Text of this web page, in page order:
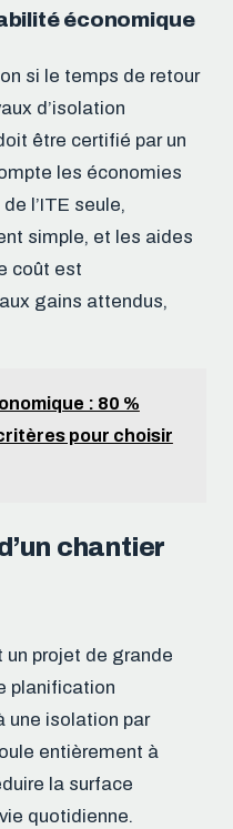
économique
si le temps de retour
d’isolation
être certifié par un
les économies
l’ITE seule,
simple, et les aides
coût est
gains attendus,
: 80 %
pour choisir
chantier
un projet de grande
planification
une isolation par
entièrement à
la surface
quotidienne.